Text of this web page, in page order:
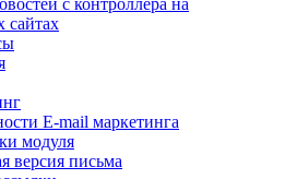
с контроллера на
сайтах
E-mail маркетинга
модуля
версия письма